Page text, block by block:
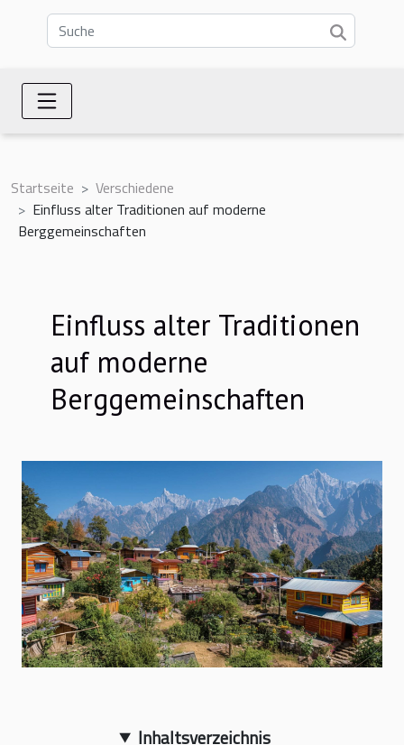
Startseite
Verschiedene
Einfluss alter Traditionen auf moderne
Berggemeinschaften
Einfluss alter Traditionen
auf moderne
Berggemeinschaften
Inhaltsverzeichnis